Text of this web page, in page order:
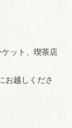
ット、喫茶店
お越しくださ